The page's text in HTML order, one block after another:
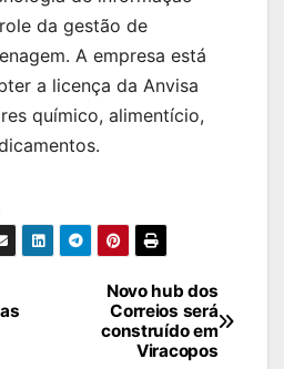
da gestão de
A empresa está
a licença da Anvisa
químico, alimentício,
Novo hub dos
Correios será
construído em
Viracopos